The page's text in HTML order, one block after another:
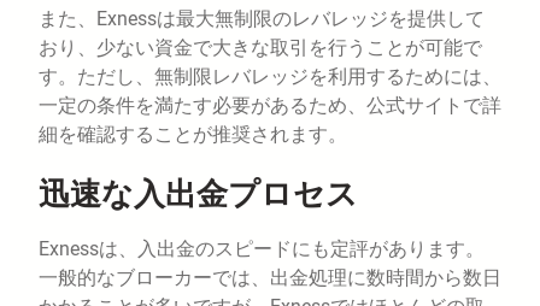
また、Exnessは最大無制限のレバレッジを提供して
おり、少ない資金で大きな取引を行うことが可能で
す。ただし、無制限レバレッジを利用するためには、
一定の条件を満たす必要があるため、公式サイトで詳
細を確認することが推奨されます。
迅速な入出金プロセス
Exnessは、入出金のスピードにも定評があります。
一般的なブローカーでは、出金処理に数時間から数日